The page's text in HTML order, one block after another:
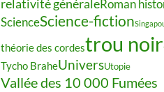
relativité généraleRoman
ScienceScience-fiction
théorie des cordestrou noir
Tycho BraheUniversUtopie
Vallée des 10 000 Fumées